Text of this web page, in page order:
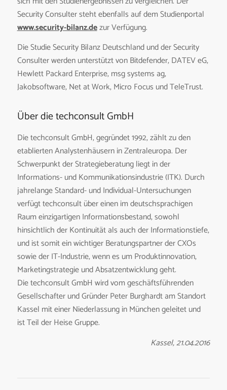
Security Consulter steht ebenfalls auf dem Studienportal
www.security-bilanz.dezur Verfügung.
Die Studie Security Bilanz Deutschland und der Security
Consulter werden unterstützt von Bitdefender, DATEV eG,
Hewlett Packard Enterprise, msg systems ag,
Jakobsoftware, Net at Work, Micro Focus und TeleTrust.
Über die techconsult GmbH
Die techconsult GmbH, gegründet 1992, zählt zu den
etablierten Analystenhäusern in Zentraleuropa. Der
Schwerpunkt der Strategieberatung liegt in der
Informations- und Kommunikationsindustrie (ITK). Durch
jahrelange Standard- und Individual-Untersuchungen
verfügt techconsult über einen im deutschsprachigen
Raum einzigartigen Informations­bestand, sowohl
hinsichtlich der Kontinuität als auch der Informationstiefe,
und ist somit ein wichtiger Beratungspartner der CXOs
sowie der IT-Industrie, wenn es um Produktinnovation,
Marketingstrategie und Absatzentwicklung geht.
Die techconsult GmbH wird vom geschäftsführenden
Gesellschafter und Gründer Peter Burghardt am Standort
Kassel mit einer Niederlassung in München geleitet und
ist Teil der Heise Gruppe.
Kassel, 21.04.2016